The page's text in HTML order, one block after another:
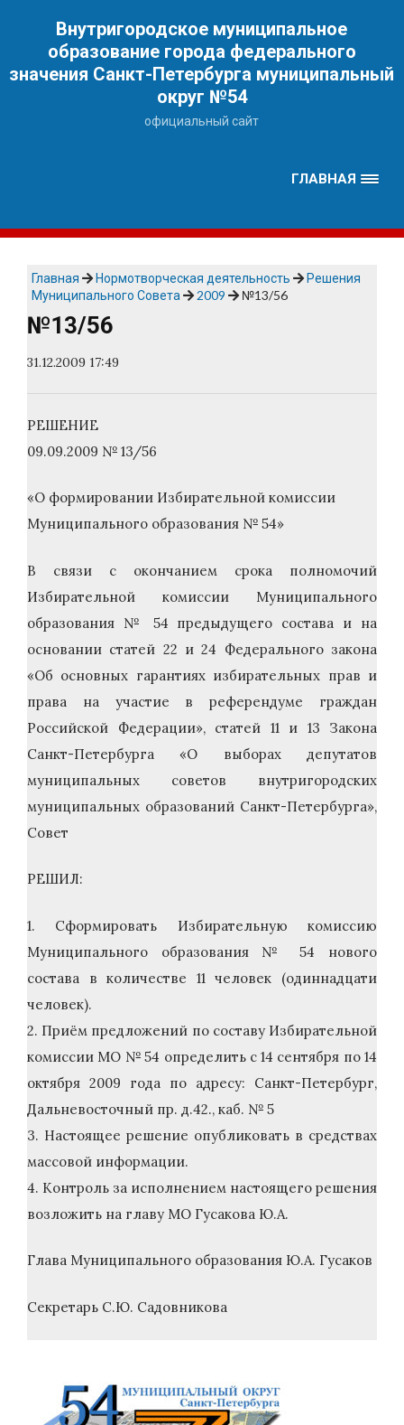
Внутригородское муниципальное
образование города федерального
значения Санкт-Петербурга муниципальный
округ №54
официальный сайт
ГЛАВНАЯ
Главная Нормотворческая деятельность
Решения
Муниципального Совета
2009 №13/56
№13/56
31.12.2009 17:49
РЕШЕНИЕ
09.09.2009 № 13/56
«О формировании Избирательной комиссии
Муниципального образования № 54»
В связи с окончанием срока полномочий
Избирательной комиссии Муниципального
образования № 54 предыдущего состава и на
основании статей 22 и 24 Федерального закона
«Об основных гарантиях избирательных прав и
права на участие в референдуме граждан
Российской Федерации», статей 11 и 13 Закона
Санкт-Петербурга «О выборах депутатов
муниципальных советов внутригородских
муниципальных образований Санкт-Петербурга»,
Совет
РЕШИЛ:
1. Сформировать Избирательную комиссию
Муниципального образования № 54 нового
состава в количестве 11 человек (одиннадцати
человек).
2. Приём предложений по составу Избирательной
комиссии МО № 54 определить с 14 сентября по 14
октября 2009 года по адресу: Санкт-Петербург,
Дальневосточный пр. д.42., каб. № 5
3. Настоящее решение опубликовать в средствах
массовой информации.
4. Контроль за исполнением настоящего решения
возложить на главу МО Гусакова Ю.А.
Глава Муниципального образования Ю.А. Гусаков
Секретарь С.Ю. Садовникова